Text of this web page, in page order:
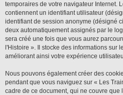
temporaires de votre navigateur Internet.
contiennent un identifiant utilisateur
identifiant de session anonyme (désigné
deux automatiquement assignés par le
sera créé une fois que vous aurez
l'Histoire ». Il stocke des informations sur
améliorant ainsi votre expérience
Nous pouvons également créer des
pendant que vous naviguez sur « Les
cadre de ce document, qui ne couvre que